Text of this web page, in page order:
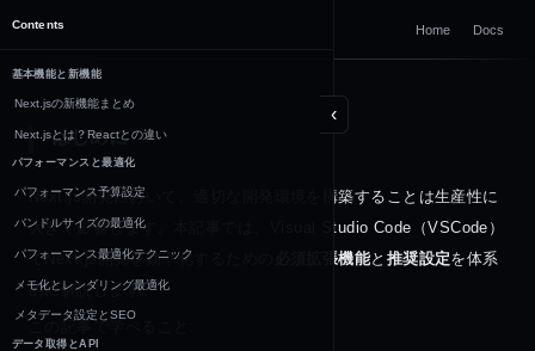
Home Docs
‹
Contents
基本機能と新機能
Next.jsの新機能まとめ
Next.jsとは？Reactとの違い
パフォーマンスと最適化
パフォーマンス予算設定
バンドルサイズの最適化
パフォーマンス最適化テクニック
メモ化とレンダリング最適化
メタデータ設定とSEO
データ取得とAPI
はじめに
Next.js開発において、適切な開発環境を構築することは生産性に
大きく影響します。本記事では、Visual Studio Code（VSCode）
でNext.js開発を効率化するための
必須拡張機能と 推奨設定を体系
的に解説します。
この記事で学べること: